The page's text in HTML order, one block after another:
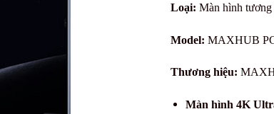
Loại: Màn hình tương
Model: MAXHUB
Thương hiệu:
Màn hình 4K